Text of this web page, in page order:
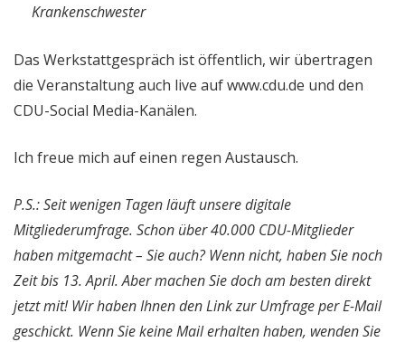
Krankenschwester
Das Werkstattgespräch ist öffentlich, wir übertragen
die Veranstaltung auch live auf www.cdu.de und den
CDU-Social Media-Kanälen.
Ich freue mich auf einen regen Austausch.
P.S.: Seit wenigen Tagen läuft unsere digitale
Mitgliederumfrage. Schon über 40.000 CDU-Mitglieder
haben mitgemacht – Sie auch? Wenn nicht, haben Sie noch
Zeit bis 13. April. Aber machen Sie doch am besten direkt
jetzt mit! Wir haben Ihnen den Link zur Umfrage per E-Mail
geschickt. Wenn Sie keine Mail erhalten haben, wenden Sie